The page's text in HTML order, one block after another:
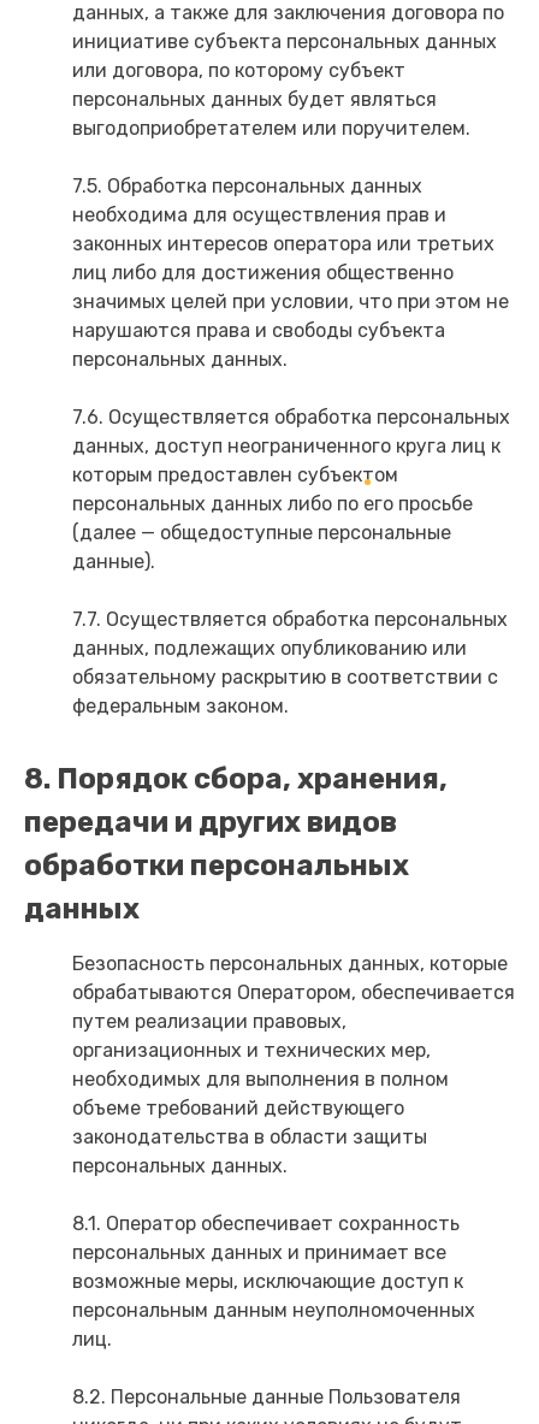
данных, а также для заключения договора по
инициативе субъекта персональных данных
или договора, по которому субъект
персональных данных будет являться
выгодоприобретателем или поручителем.
7.5. Обработка персональных данных
необходима для осуществления прав и
законных интересов оператора или третьих
лиц либо для достижения общественно
значимых целей при условии, что при этом не
нарушаются права и свободы субъекта
персональных данных.
7.6. Осуществляется обработка персональных
данных, доступ неограниченного круга лиц к
которым предоставлен субъектом
персональных данных либо по его просьбе
(далее — общедоступные персональные
данные).
7.7. Осуществляется обработка персональных
данных, подлежащих опубликованию или
обязательному раскрытию в соответствии с
федеральным законом.
8. Порядок сбора, хранения,
передачи и других видов
обработки персональных
данных
Безопасность персональных данных, которые
обрабатываются Оператором, обеспечивается
путем реализации правовых,
организационных и технических мер,
необходимых для выполнения в полном
объеме требований действующего
законодательства в области защиты
персональных данных.
8.1. Оператор обеспечивает сохранность
персональных данных и принимает все
возможные меры, исключающие доступ к
персональным данным неуполномоченных
лиц.
8.2. Персональные данные Пользователя